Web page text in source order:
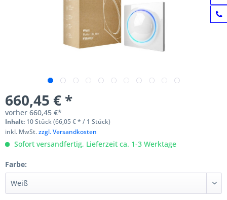
660,45 € *
vorher 660,45 €*
Inhalt: 10 Stück (66,05 € * / 1 Stück)
inkl. MwSt.zzgl. Versandkosten
Sofort versandfertig, Lieferzeit ca. 1-3 Werktage
Farbe: